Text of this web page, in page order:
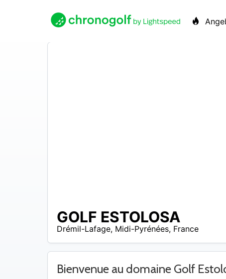
GOLF ESTOLOSA
Drémil-Lafage, Midi-Pyrénées, France
Bienvenue au domaine Golf